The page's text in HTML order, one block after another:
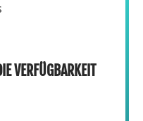
VERFÜGBARKEIT